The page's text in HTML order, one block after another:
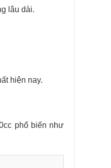
lâu dài.
hiện nay.
phổ biến như